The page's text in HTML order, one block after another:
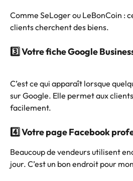
Comme SeLoger ou LeBonCoin :
clients cherchent des biens.
3️⃣ Votre fiche Google
C’est ce qui apparaît lorsque
sur Google. Elle permet aux
facilement.
4️⃣ Votre page Facebook
Beaucoup de vendeurs utilisent
jour. C’est un bon endroit pour